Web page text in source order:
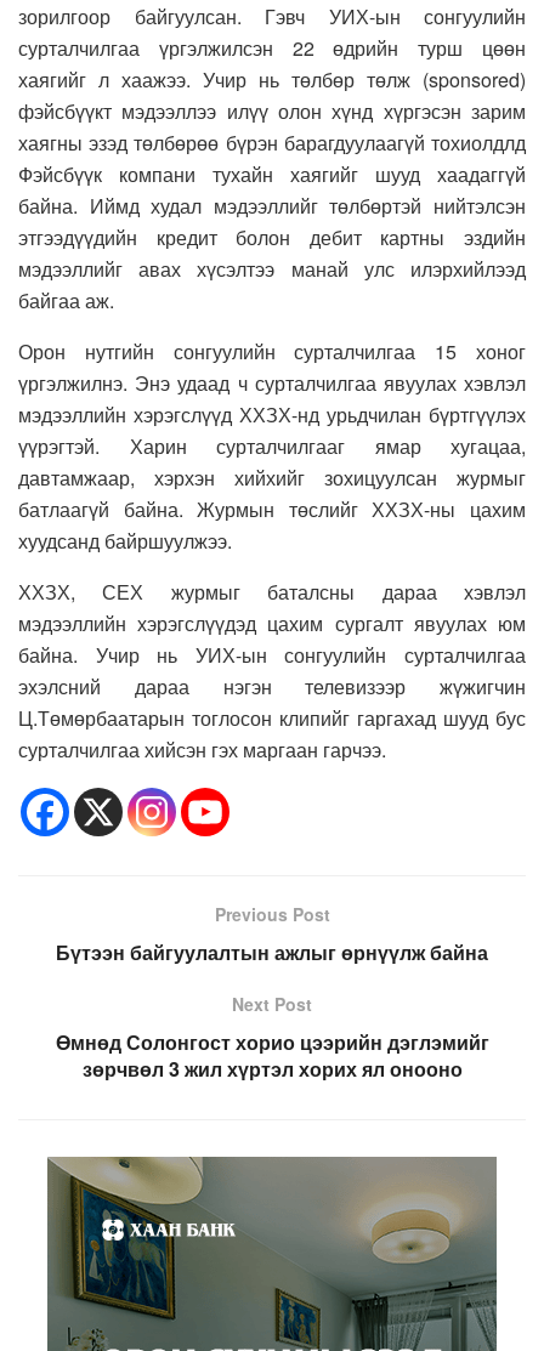
зорилгоор байгуулсан. Гэвч УИХ-ын сонгуулийн
сурталчилгаа үргэлжилсэн 22 өдрийн турш цөөн
хаягийг л хаажээ. Учир нь төлбөр төлж (sponsored)
фэйсбүүкт мэдээллээ илүү олон хүнд хүргэсэн зарим
хаягны эзэд төлбөрөө бүрэн барагдуулаагүй тохиолдлд
Фэйсбүүк компани тухайн хаягийг шууд хаадаггүй
байна. Иймд худал мэдээллийг төлбөртэй нийтэлсэн
этгээдүүдийн кредит болон дебит картны эздийн
мэдээллийг авах хүсэлтээ манай улс илэрхийлээд
байгаа аж.
Орон нутгийн сонгуулийн сурталчилгаа 15 хоног
үргэлжилнэ. Энэ удаад ч сурталчилгаа явуулах хэвлэл
мэдээллийн хэрэгслүүд ХХЗХ-нд урьдчилан бүртгүүлэх
үүрэгтэй. Харин сурталчилгааг ямар хугацаа,
давтамжаар, хэрхэн хийхийг зохицуулсан журмыг
батлаагүй байна. Журмын төслийг ХХЗХ-ны цахим
хуудсанд байршуулжээ.
ХХЗХ, СЕХ журмыг баталсны дараа хэвлэл
мэдээллийн хэрэгслүүдэд цахим сургалт явуулах юм
байна. Учир нь УИХ-ын сонгуулийн сурталчилгаа
эхэлсний дараа нэгэн телевизээр жүжигчин
Ц.Төмөрбаатарын тоглосон клипийг гаргахад шууд бус
сурталчилгаа хийсэн гэх маргаан гарчээ.
Previous Post
Бүтээн байгуулалтын ажлыг өрнүүлж байна
Next Post
Өмнөд Солонгост хорио цээрийн дэглэмийг
зөрчвөл 3 жил хүртэл хорих ял онооно